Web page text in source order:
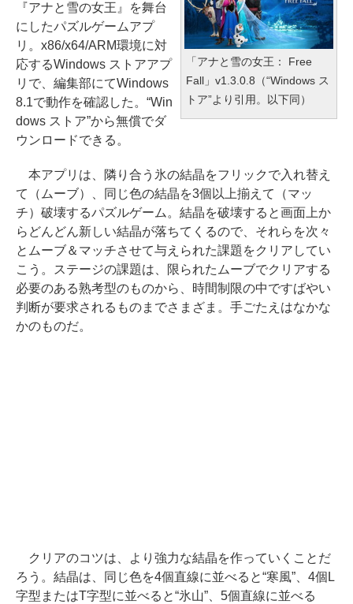
「アナと雪の女王： Free
Fall」v1.3.0.8（“Windows ス
トア”より引用。以下同）
『アナと雪の女王』を舞台
にしたパズルゲームアプ
リ。x86/x64/ARM環境に対
応するWindows ストアアプ
リで、編集部にてWindows
8.1で動作を確認した。“Win
dows ストア”から無償でダ
ウンロードできる。
本アプリは、隣り合う氷の結晶をフリックで入れ替え
て（ムーブ）、同じ色の結晶を3個以上揃えて（マッ
チ）破壊するパズルゲーム。結晶を破壊すると画面上か
らどんどん新しい結晶が落ちてくるので、それらを次々
とムーブ＆マッチさせて与えられた課題をクリアしてい
こう。ステージの課題は、限られたムーブでクリアする
必要のある熟考型のものから、時間制限の中ですばやい
判断が要求されるものまでさまざま。手ごたえはなかな
かのものだ。
クリアのコツは、より強力な結晶を作っていくことだ
ろう。結晶は、同じ色を4個直線に並べると“寒風”、4個L
字型またはT字型に並べると“氷山”、5個直線に並べる